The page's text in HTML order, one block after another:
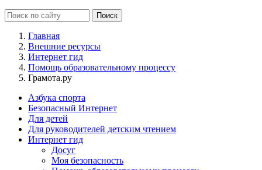
Главная
Внешние ресурсы
Интернет гид
Помощь образовательному процессу
Грамота.ру
Азбука спорта
Безопасный Интернет
Для детей
Для руководителей детским чтением
Интернет гид
Досуг
Моя безопасность